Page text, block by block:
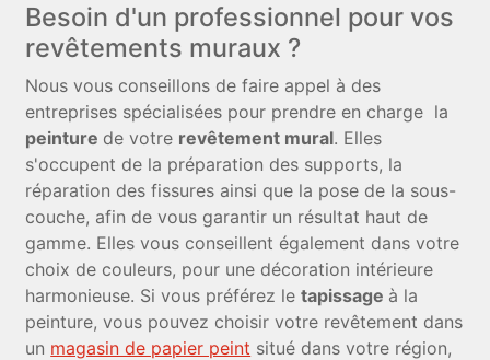
Besoin d'un professionnel pour vos
revêtements muraux ?
Nous vous conseillons de faire appel à des
entreprises spécialisées pour prendre en charge la
peinture de votre revêtement mural. Elles
s'occupent de la préparation des supports, la
réparation des fissures ainsi que la pose de la sous-
couche, afin de vous garantir un résultat haut de
gamme. Elles vous conseillent également dans votre
choix de couleurs, pour une décoration intérieure
harmonieuse. Si vous préférez letapissage à la
peinture, vous pouvez choisir votre revêtement dans
un magasin de papier peint situé dans votre région,